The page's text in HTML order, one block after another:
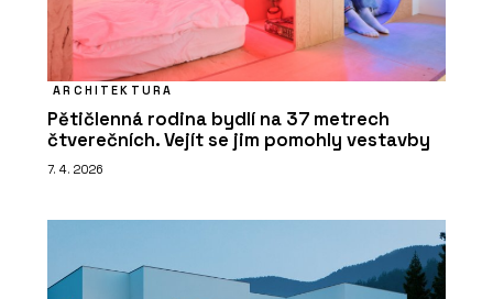
ARCHITEKTURA
Pětičlenná rodina bydlí na 37 metrech
čtverečních. Vejít se jim pomohly vestavby
7. 4. 2026